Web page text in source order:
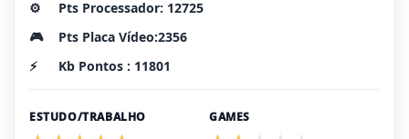
⚙️
Pts Processador: 12725
🎮
Pts Placa Vídeo:2356
⚡
Kb Pontos : 11801
ESTUDO/TRABALHO GAMES